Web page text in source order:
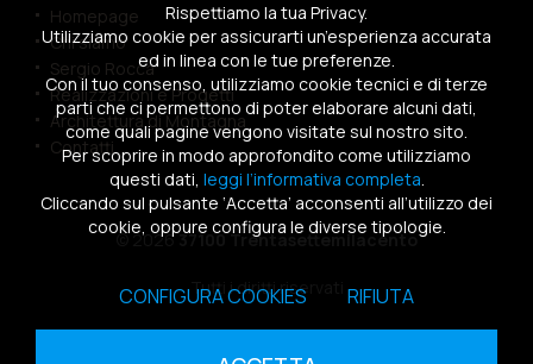
Homepage
Chi siamo
Sergio Rocca
Realizzazioni e Progetti
Architettura di Montagna
Contatti
© 202637100 Trentasettemilacento
Tutti i diritti riservati
Sitemap|Privacy Policy|Cookies Policy
Rispettiamo la tua Privacy.
Utilizziamo cookie per assicurarti un’esperienza accurata
ed in linea con le tue preferenze.
Con il tuo consenso, utilizziamo cookie tecnici e di terze
parti che ci permettono di poter elaborare alcuni dati,
come quali pagine vengono visitate sul nostro sito.
Per scoprire in modo approfondito come utilizziamo
questi dati, leggi l’informativa completa.
Cliccando sul pulsante ‘Accetta’ acconsenti all’utilizzo dei
cookie, oppure configura le diverse tipologie.
CONFIGURA COOKIES RIFIUTA